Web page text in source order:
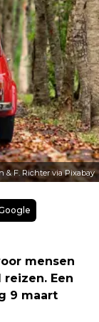
& F. Richter via Pixabay
mensen
Een
9 maart